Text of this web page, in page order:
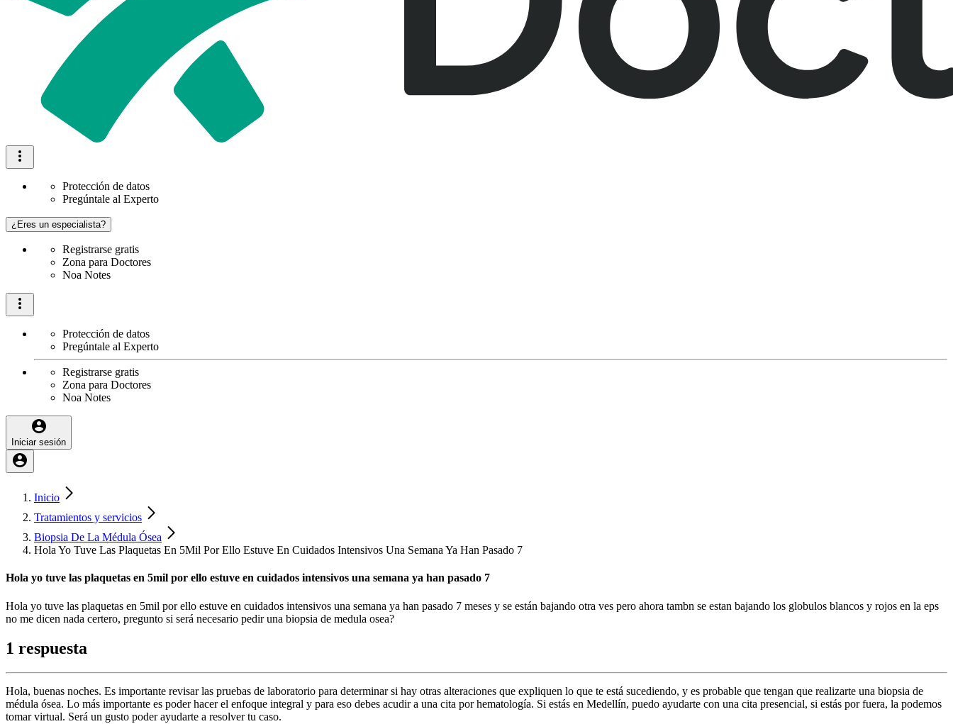
Protección de datos
Pregúntale al Experto
¿Eres un especialista?
Registrarse gratis
Zona para Doctores
Noa Notes
Protección de datos
Pregúntale al Experto
Registrarse gratis
Zona para Doctores
Noa Notes
Iniciar sesión
Inicio
Tratamientos y servicios
Biopsia De La Médula Ósea
Hola Yo Tuve Las Plaquetas En 5Mil Por Ello Estuve En Cuidados Intensivos Una Semana Ya Han Pasado 7
Hola yo tuve las plaquetas en 5mil por ello estuve en cuidados intensivos una semana ya han pasado 7
Hola yo tuve las plaquetas en 5mil por ello estuve en cuidados intensivos una semana ya han pasado 7 meses y se están bajando otra ves pero ahora tambn se estan bajando los globulos blancos y rojos en la eps
no me dicen nada certero, pregunto si será necesario pedir una biopsia de medula osea?
1 respuesta
Hola, buenas noches. Es importante revisar las pruebas de laboratorio para determinar si hay otras alteraciones que expliquen lo que te está sucediendo, y es probable que tengan que realizarte una biopsia de
médula ósea. Lo más importante es poder hacer el enfoque integral y para eso debes acudir a una cita por hematología. Si estás en Medellín, puedo ayudarte con una cita presencial, si estás por fuera, la podemos
tomar virtual. Será un gusto poder ayudarte a resolver tu caso.